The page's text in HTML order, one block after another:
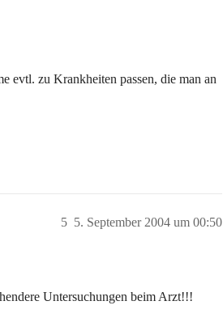
evtl. zu Krankheiten passen, die man an
5. September 2004 um 00:50
5
Untersuchungen beim Arzt!!!